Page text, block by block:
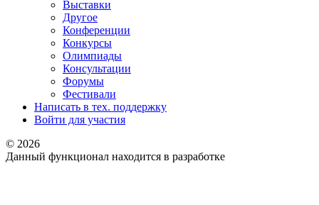
Выставки
Другое
Конференции
Конкурсы
Олимпиады
Консультации
Форумы
Фестивали
Написать в тех. поддержку
Войти для участия
© 2026
Данный функционал находится в разработке